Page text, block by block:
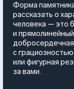
Форма
рассказать о
человека — это
и
с
или фигурная
за вами.